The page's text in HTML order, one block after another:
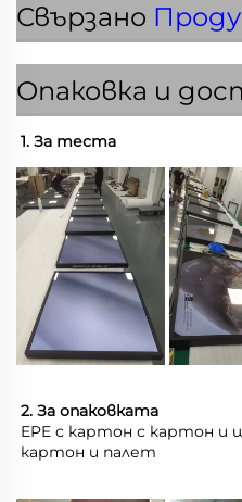
Свързано
Опаковка и
1. За теста
2. За опаковката
EPE с картон с картон и
картон и палет